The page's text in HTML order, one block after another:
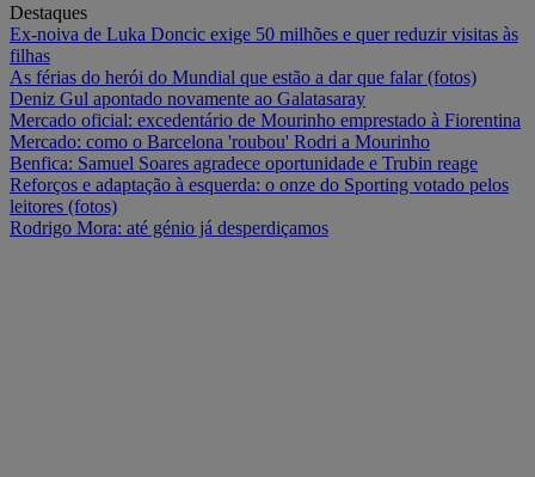
Destaques
Ex-noiva de Luka Doncic exige 50 milhões e quer reduzir visitas às
filhas
As férias do herói do Mundial que estão a dar que falar (fotos)
Deniz Gul apontado novamente ao Galatasaray
Mercado oficial: excedentário de Mourinho emprestado à Fiorentina
Mercado: como o Barcelona 'roubou' Rodri a Mourinho
Benfica: Samuel Soares agradece oportunidade e Trubin reage
Reforços e adaptação à esquerda: o onze do Sporting votado pelos
leitores (fotos)
Rodrigo Mora: até génio já desperdiçamos